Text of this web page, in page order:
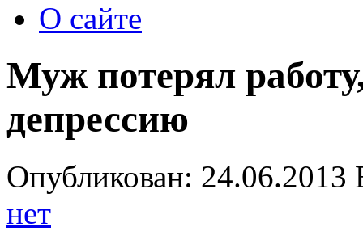
О сайте
Муж потерял
депрессию
Опубликован:
нет